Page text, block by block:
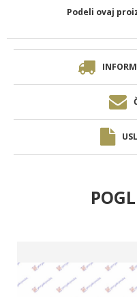
Podeli ovaj